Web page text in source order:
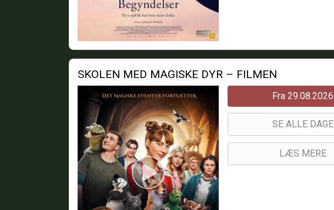
SKOLEN MED MAGISKE DYR – FILMEN
Fra 29.08.2026
SE ALLE DAGE
LÆS MERE